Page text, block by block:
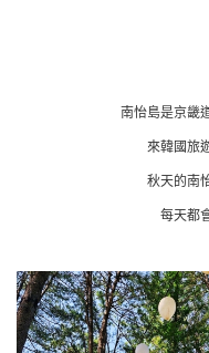
南怡島是京畿
來韓國旅
秋天的南
每天都